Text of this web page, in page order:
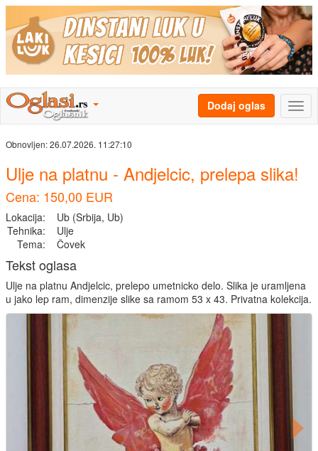
Dodaj oglas
Obnovljen:26.07.2026. 11:27:10
Ulje na platnu - Andjelcic, prelepa slika!
Cena: 150,00 EUR
Lokacija:
Ub (Srbija, Ub)
Tehnika:
Ulje
Tema:
Čovek
Tekst oglasa
Ulje na platnu Andjelcic, prelepo umetnicko delo. Slika je uramljena
u jako lep ram, dimenzije slike sa ramom 53 x 43. Privatna kolekcija.